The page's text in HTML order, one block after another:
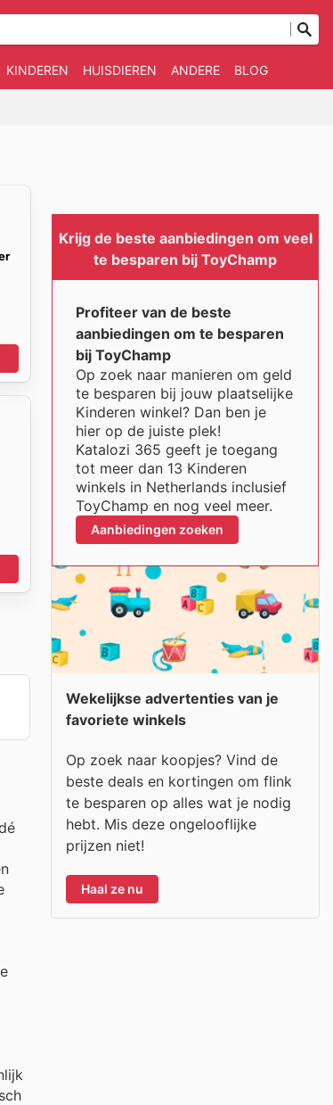
KINDEREN HUISDIEREN ANDERE BLOG
Krijg de beste aanbiedingen om veel
te besparen bij ToyChamp
Profiteer van de beste
aanbiedingen om te besparen
bij ToyChamp
Op zoek naar manieren om geld
te besparen bij jouw plaatselijke
Kinderen winkel? Dan ben je
hier op de juiste plek!
Katalozi 365 geeft je toegang
tot meer dan 13 Kinderen
winkels in Netherlands inclusief
ToyChamp en nog veel meer.
Aanbiedingen zoeken
Wekelijkse advertenties van je
favoriete winkels
Op zoek naar koopjes? Vind de
beste deals en kortingen om flink
te besparen op alles wat je nodig
hebt. Mis deze ongelooflijke
prijzen niet!
Haal ze nu